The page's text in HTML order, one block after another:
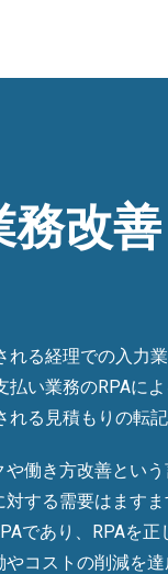
務改善
れる経理での入力
払い業務のRPAに
れる見積もりの転
や働き方改善とい
対する需要はます
であり、RPAを
やコストの削減を